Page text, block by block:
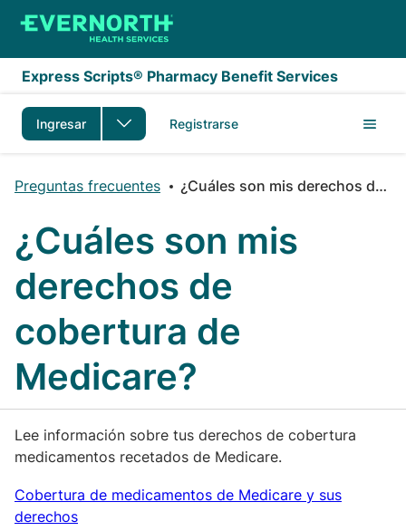
Saltar al contenido principal
Express Scripts® Pharmacy Benefit Services
Ingresar Registrarse
Preguntas frecuentes ¿Cuáles son mis derechos de cobertura de Medicare?
¿Cuáles son mis
derechos de
cobertura de
Medicare?
Lee información sobre tus derechos de cobertura
medicamentos recetados de Medicare.
Cobertura de medicamentos de Medicare y sus
derechos